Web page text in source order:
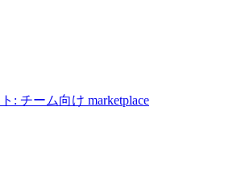
: チーム向け marketplace